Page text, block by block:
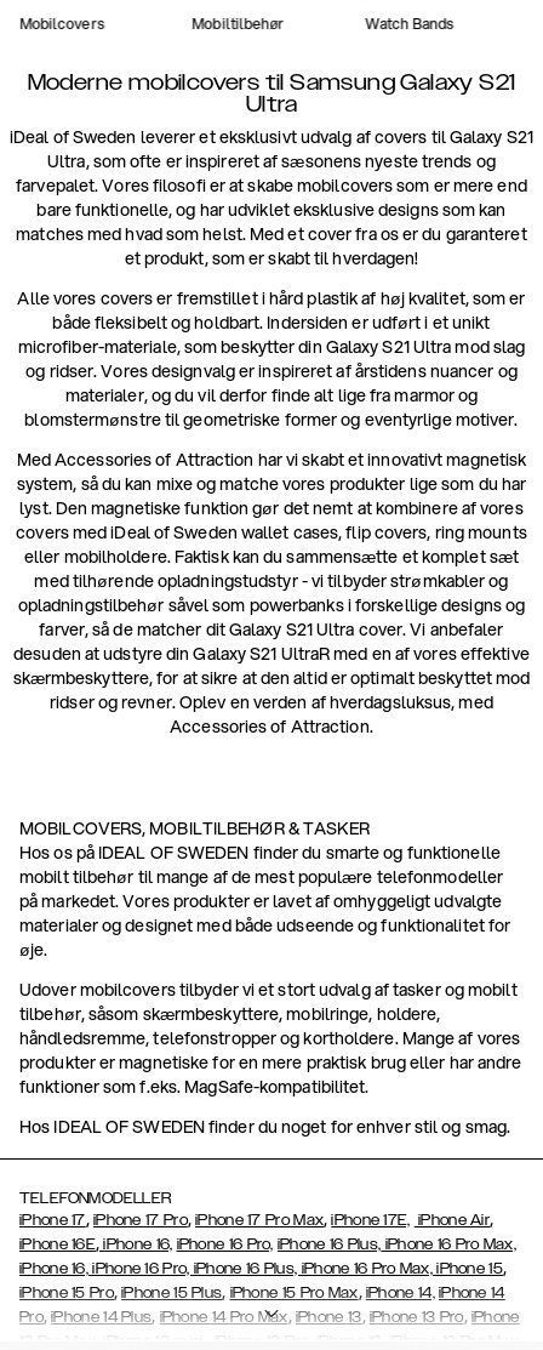
Mobilcovers Mobiltilbehør Watch Bands
Moderne mobilcovers til Samsung Galaxy S21
Ultra
iDeal of Sweden leverer et eksklusivt udvalg af covers til Galaxy S21
Ultra, som ofte er inspireret af sæsonens nyeste trends og
farvepalet. Vores filosofi er at skabe mobilcovers som er mere end
bare funktionelle, og har udviklet eksklusive designs som kan
matches med hvad som helst. Med et cover fra os er du garanteret
et produkt, som er skabt til hverdagen!
Alle vores covers er fremstillet i hård plastik af høj kvalitet, som er
både fleksibelt og holdbart. Indersiden er udført i et unikt
microfiber-materiale, som beskytter din Galaxy S21 Ultra mod slag
og ridser. Vores designvalg er inspireret af årstidens nuancer og
materialer, og du vil derfor finde alt lige fra marmor og
blomstermønstre til geometriske former og eventyrlige motiver.
Med Accessories of Attraction har vi skabt et innovativt magnetisk
system, så du kan mixe og matche vores produkter lige som du har
lyst. Den magnetiske funktion gør det nemt at kombinere af vores
covers med iDeal of Sweden wallet cases, flip covers, ring mounts
eller mobilholdere. Faktisk kan du sammensætte et komplet sæt
med tilhørende opladningstudstyr - vi tilbyder strømkabler og
opladningstilbehør såvel som powerbanks i forskellige designs og
farver, så de matcher dit Galaxy S21 Ultra cover. Vi anbefaler
desuden at udstyre din Galaxy S21 UltraR med en af vores effektive
skærmbeskyttere, for at sikre at den altid er optimalt beskyttet mod
ridser og revner. Oplev en verden af hverdagsluksus, med
Accessories of Attraction.
MOBILCOVERS, MOBILTILBEHØR & TASKER
Hos os på IDEAL OF SWEDEN finder du smarte og funktionelle
mobilt tilbehør til mange af de mest populære telefonmodeller
på markedet. Vores produkter er lavet af omhyggeligt udvalgte
materialer og designet med både udseende og funktionalitet for
øje.
Udover mobilcovers tilbyder vi et stort udvalg af tasker og mobilt
tilbehør, såsom skærmbeskyttere, mobilringe, holdere,
håndledsremme, telefonstropper og kortholdere. Mange af vores
produkter er magnetiske for en mere praktisk brug eller har andre
funktioner som f.eks. MagSafe-kompatibilitet.
Hos IDEAL OF SWEDEN finder du noget for enhver stil og smag.
TELEFONMODELLER
iPhone 17, iPhone 17 Pro,iPhone 17 Pro Max,iPhone 17E, iPhone Air,
iPhone 16E, iPhone 16, iPhone 16 Pro, iPhone 16 Plus, iPhone 16 Pro Max,
iPhone 16, iPhone 16 Pro, iPhone 16 Plus, iPhone 16 Pro Max, iPhone 15,
iPhone 15 Pro,iPhone 15 Plus, iPhone 15 Pro Max, iPhone 14, iPhone 14
Pro,iPhone 14 Plus, iPhone 14 Pro Max, iPhone 13, iPhone 13 Pro, iPhone
13 Pro Max
iPhone 13 mini iPhone 12 Pro iPhone 12 iPhone 12 Pro Max